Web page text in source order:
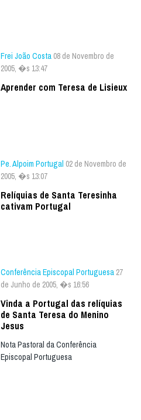
Frei João Costa 08 de Novembro de
2005, �s 13:47
Aprender com Teresa de Lisieux
Pe. Alpoim Portugal 02 de Novembro de
2005, �s 13:07
Relíquias de Santa Teresinha
cativam Portugal
Conferência Episcopal Portuguesa 27
de Junho de 2005, �s 16:56
Vinda a Portugal das relíquias
de Santa Teresa do Menino
Jesus
Nota Pastoral da Conferência
Episcopal Portuguesa